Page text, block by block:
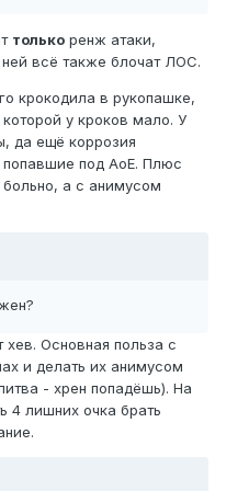
только ренж атаки,
всё также блочат ЛОС.
крокодила в рукопашке,
у кроков мало. У
да ещё коррозия
под АоЕ. Плюс
больно, а с анимусом
Основная польза с
и делать их анимусом
- хрен попадёшь). На
4 лишних очка брать